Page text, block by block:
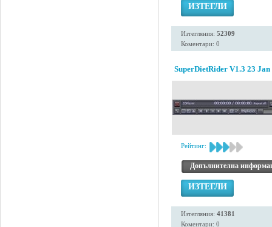
ИЗТЕГЛИ
Изтегляния: 52309
Коментари: 0
SuperDietRider V1.3 23 Jan
Рейтинг:
Допълнителна
ИЗТЕГЛИ
Изтегляния: 41381
Коментари: 0